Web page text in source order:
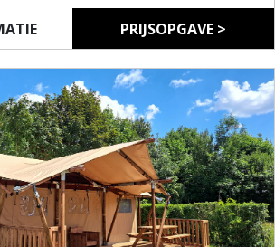
vakantie.
safaritent, dan maak je gebruik
op de camping, die
toegelaten in de tent.
PRIJSOPGAVE >